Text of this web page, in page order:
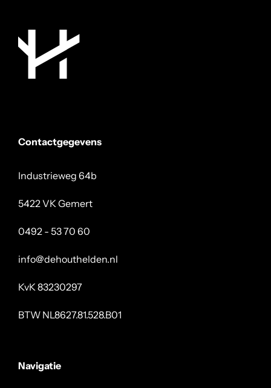
Contactgegevens
Industrieweg 64b
5422 VK Gemert
0492 - 53 70 60
info@dehouthelden.nl
KvK 83230297
BTW NL8627.81.528.B01
Navigatie